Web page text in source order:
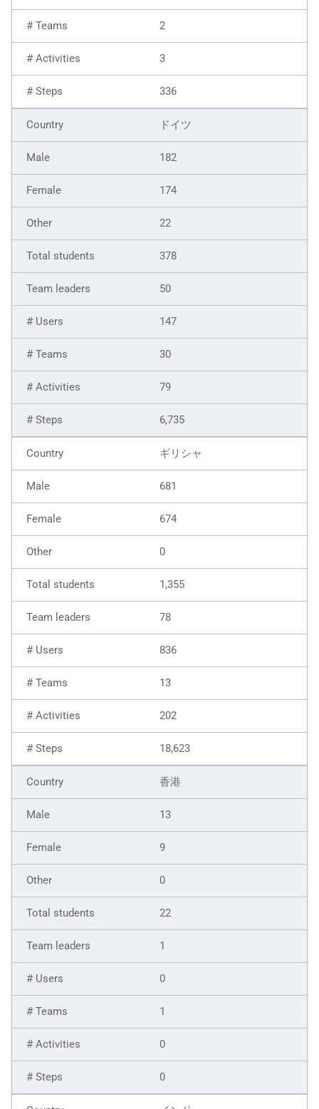
2
3
336
ドイツ
182
174
22
378
50
147
30
79
6,735
ギリシャ
681
674
0
1,355
78
836
13
202
18,623
香港
13
9
0
22
1
0
1
0
0